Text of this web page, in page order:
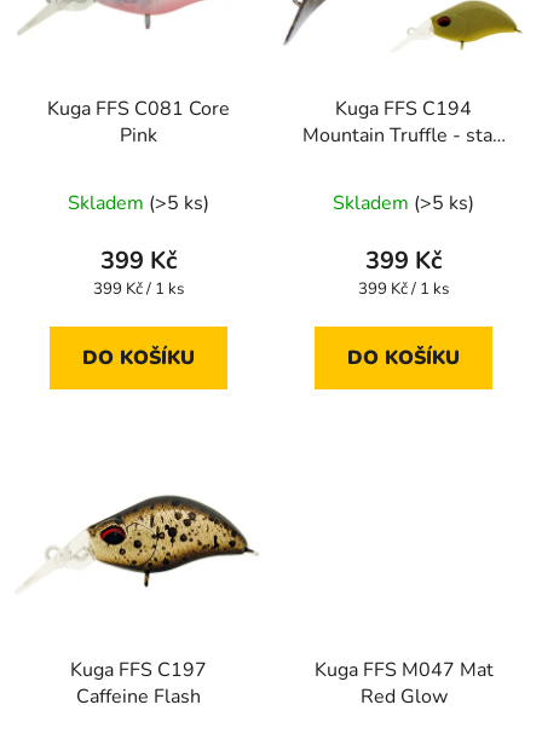
u
s
Kuga FFS C081 Core
Pink
Skladem (>5 ks)
399 Kč
Měrná
399 Kč / 1 ks
DO KOŠÍKU
Kuga FFS C194
Mountain Truffle - staff
Skladem (>5 ks)
399 Kč
Měrná
399 Kč / 1 ks
DO KOŠÍKU
Kuga FFS C197
Caffeine Flash
Kuga FFS M047 Mat
Red Glow